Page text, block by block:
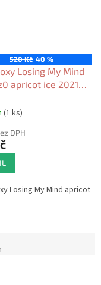
520 Kč 40 %
Losing My Mind
apricot ice 2021
(1 ks)
DPH
Losing My Mind apricot